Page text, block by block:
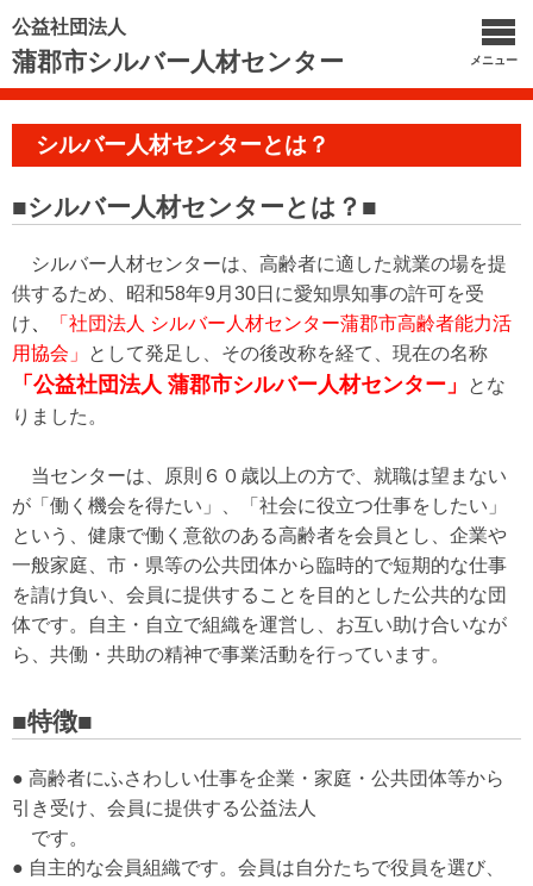
公益社団法人
蒲郡市シルバー人材センター メニュー
シルバー人材センターとは？
■シルバー人材センターとは？■
シルバー人材センターは、高齢者に適した就業の場を提
供するため、昭和58年9月30日に愛知県知事の許可を受
け
「 社団法人 シルバー人材センター蒲郡市高齢者能力活
用協会」
として発足し、その後改称を経て、現在の名称
「公益社団法人 蒲郡市シルバー人材センター」
とな
りました。
当センターは、原則６０歳以上の方で、就職は望まない
が「働く機会を得たい」、「社会に役立つ仕事をしたい」
という、健康で働く意欲のある高齢者を会員とし、企業や
一般家庭、市・県等の公共団体から臨時的で短期的な仕事
を請け負い、会員に提供することを目的とした公共的な団
体です。自主・自立で組織を運営し、お互い助け合いなが
ら、共働・共助の精神で事業活動を行っています。
■特徴■
● 高齢者にふさわしい仕事を企業・家庭・公共団体等から
引き受け、会員に提供する公益法人
です。
● 自主的な会員組織です。会員は自分たちで役員を選び、